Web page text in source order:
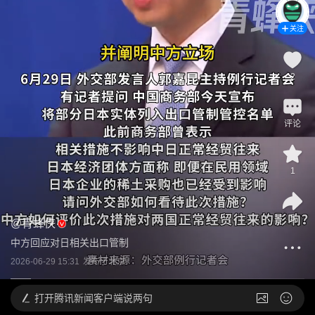
@青蜂侠
中方回应对日相关出口管制
2026-06-29 15:31 发布于北京
关注
2
评论
1
5
打开腾讯新闻客户端说两句